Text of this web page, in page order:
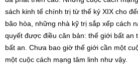
sách kinh tế chính trị từ thế kỷ XIX cho
bão hòa, những nhà kỹ trị sắp xếp cách
quyết được điều căn bản: thế giới bất an
bất an. Chưa bao giờ thế giới cần một
một cuộc cách mạng tâm linh như vậy.